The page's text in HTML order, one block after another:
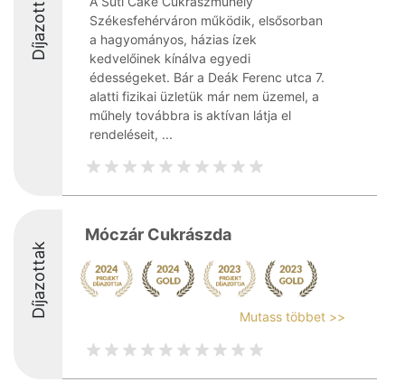
Díjazottak
Székesfehérváron működik, elsősorban
a hagyományos, házias ízek
kedvelőinek kínálva egyedi
édességeket. Bár a Deák Ferenc utca 7.
alatti fizikai üzletük már nem üzemel, a
műhely továbbra is aktívan látja el
rendeléseit, ...
Díjazottak
Móczár Cukrászda
Mutass többet >>